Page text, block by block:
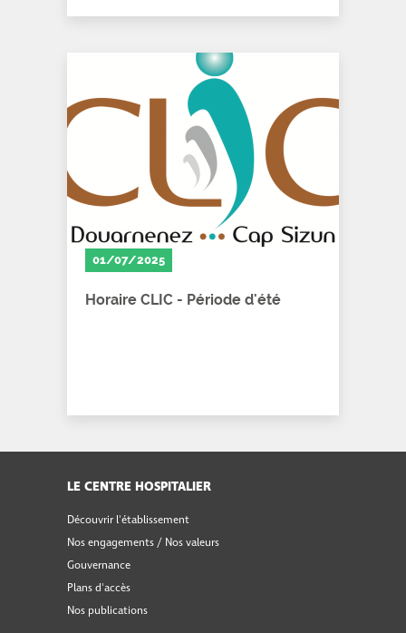
01/07/2025
Horaire CLIC - Période d'été
LE CENTRE HOSPITALIER
Découvrir l'établissement
Nos engagements / Nos valeurs
Gouvernance
Plans d'accès
Nos publications